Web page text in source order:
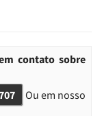
contato sobre
Ou em nosso